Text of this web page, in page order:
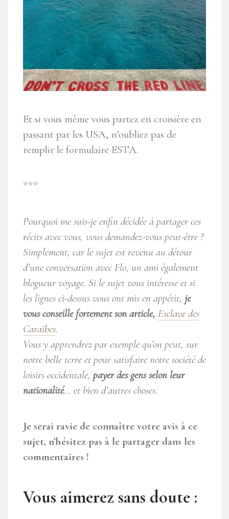
Et si vous même vous partez en croisière en
passant par les USA, n’oubliez pas de
remplir le formulaire ESTA.
***
Pourquoi me suis-je enfin décidée à partager ces
récits avec vous, vous demandez-vous peut-être ?
Simplement, car le sujet est revenu au détour
d’une conversation avec Flo, un ami également
blogueur voyage. Si le sujet vous intéresse et si
les lignes ci-dessus vous ont mis en appétit, je
vous conseille fortement son article, Esclave des
Caraïbes.
Vous y apprendrez par exemple qu’on peut, sur
notre belle terre et pour satisfaire notre société de
loisirs occidentale, payer des gens selon leur
nationalité… et bien d’autres choses.
Je serai ravie de connaître votre avis à ce
sujet, n’hésitez pas à le partager dans les
commentaires !
Vous aimerez sans doute :